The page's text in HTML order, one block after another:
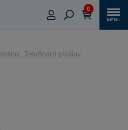
0
TeleBoard plošiny